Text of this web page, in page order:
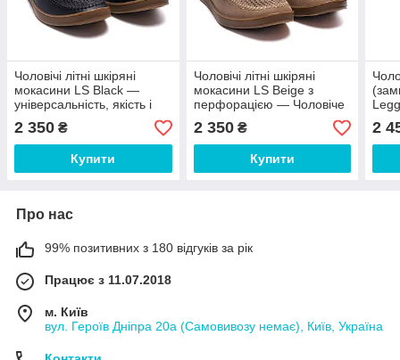
Чоловічі літні шкіряні
мокасини LS Black —
універсальність, якість і
комфорт
2 350 ₴
Купити
Чоловічі літні шкіряні
мокасини LS Beige з
перфорацією — Чоловіче
літнє взуття
2 350₴
Купити
2
Про нас
99% позитивних з 180 відгуків за рік
Працює з 11.07.2018
м. Київ
вул. Героїв Дніпра 20а (Самовивозу немає), Київ, Україна